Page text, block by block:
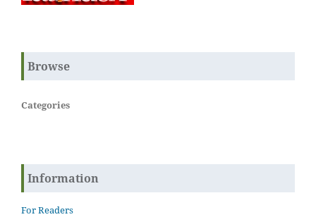
Browse
Categories
Information
For Readers